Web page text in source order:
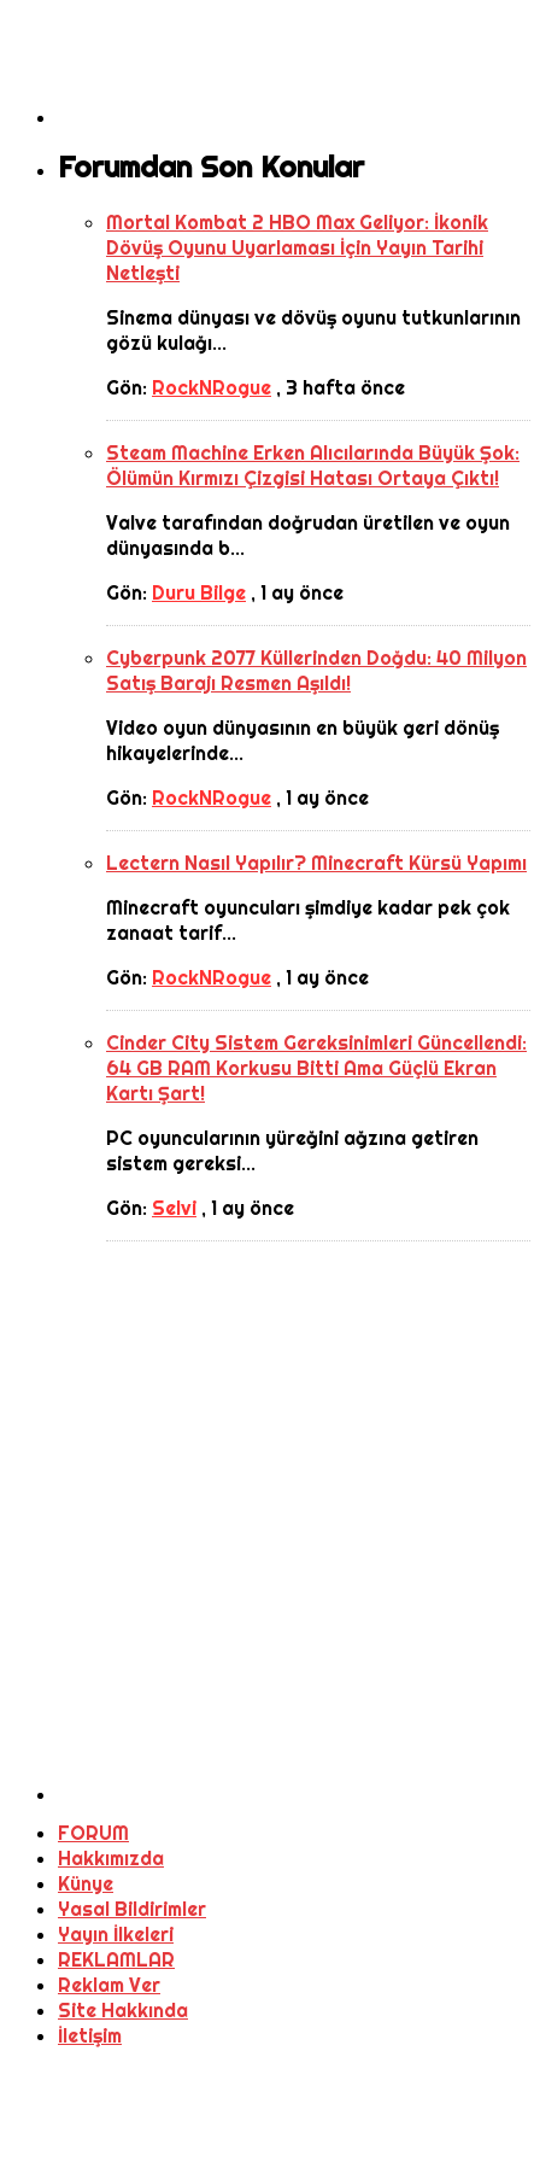
Forumdan Son Konular
Mortal Kombat 2 HBO Max Geliyor: İkonik
Dövüş Oyunu Uyarlaması İçin Yayın Tarihi
Netleşti
Sinema dünyası ve dövüş oyunu tutkunlarının
gözü kulağı...
Gön: RockNRogue , 3 hafta önce
Steam Machine Erken Alıcılarında Büyük Şok:
Ölümün Kırmızı Çizgisi Hatası Ortaya Çıktı!
Valve tarafından doğrudan üretilen ve oyun
dünyasında b...
Gön: Duru Bilge ,1 ay önce
Cyberpunk 2077 Küllerinden Doğdu: 40 Milyon
Satış Barajı Resmen Aşıldı!
Video oyun dünyasının en büyük geri dönüş
hikayelerinde...
Gön: RockNRogue ,1 ay önce
Lectern Nasıl Yapılır? Minecraft Kürsü Yapımı
Minecraft oyuncuları şimdiye kadar pek çok
zanaat tarif...
Gön: RockNRogue ,1 ay önce
Cinder City Sistem Gereksinimleri Güncellendi:
64 GB RAM Korkusu Bitti Ama Güçlü Ekran
Kartı Şart!
PC oyuncularının yüreğini ağzına getiren
sistem gereksi...
Gön: Selvi ,1 ay önce
FORUM
Hakkımızda
Künye
Yasal Bildirimler
Yayın İlkeleri
REKLAMLAR
Reklam Ver
Site Hakkında
İletişim